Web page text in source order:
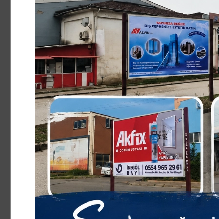
Kaza ile ilgili tahkikat sürüyor.